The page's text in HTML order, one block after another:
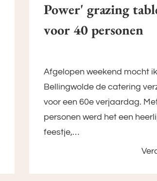
Power' grazing
voor 40 personen
Afgelopen weekend mocht
Bellingwolde de catering
voor een 60e verjaardag.
personen werd het een
feestje,…